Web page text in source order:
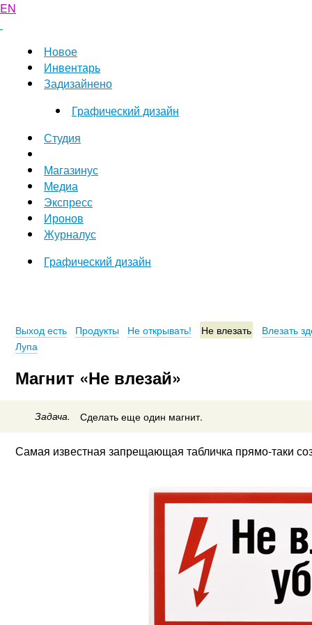
EN
Новое
Инвентарь
Задизайнено
Графический дизайн
Студия
Магазинус
Медиа
Экспресс
Иронов
Журналус
Графический дизайн
Выход есть Продукты Не открывать! Не влезать
Влезать
Лупа
Магнит «Не влезай»
Задача. Сделать еще один магнит.
Самая известная запрещающая табличка прямо-таки